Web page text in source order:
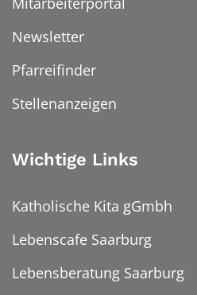
Newsletter
Pfarreifinder
Stellenanzeigen
Wichtige Links
Katholische Kita gGmbh
Lebenscafe Saarburg
Lebensberatung Saarburg